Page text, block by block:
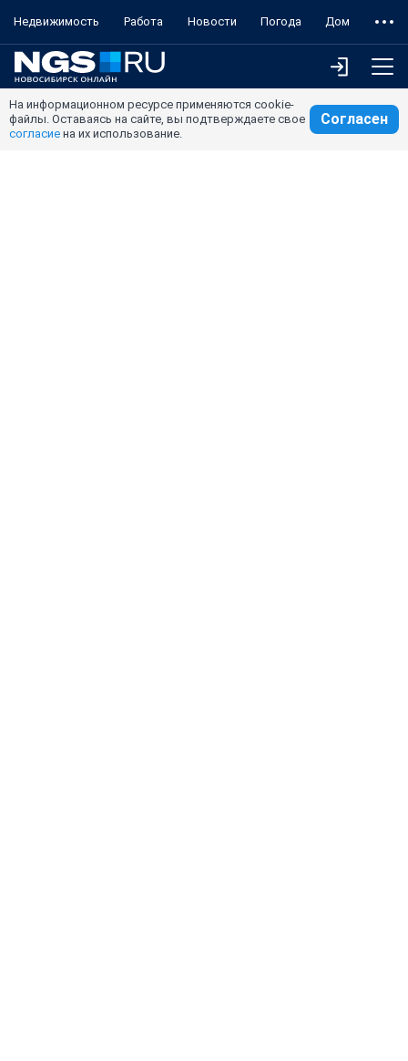
Недвижимость Работа Новости Погода Дом
На информационном ресурсе применяются cookie-
файлы. Оставаясь на сайте, вы подтверждаете свое
согласие на их использование.
Согласен